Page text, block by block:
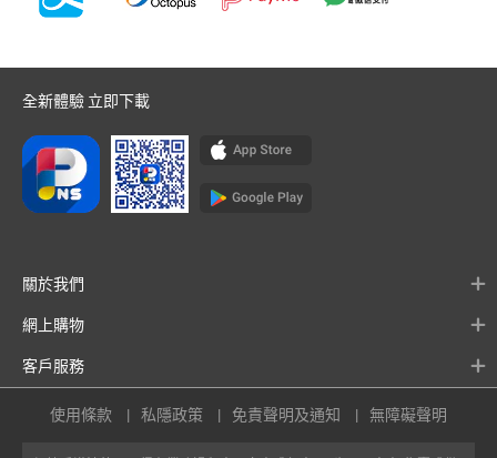
全新體驗 立即下載
關於我們
網上購物
客戶服務
使用條款 私隱政策 免責聲明及通知 無障礙聲明